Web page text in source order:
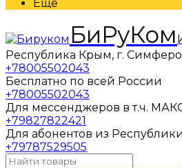
Еще
БиРуКом
Республика Крым, г.
+78005502043
Бесплатно по всей России
+78005502043
Для мессенджеров в т.ч.
+79827822421
Для абонентов из
+79787529505